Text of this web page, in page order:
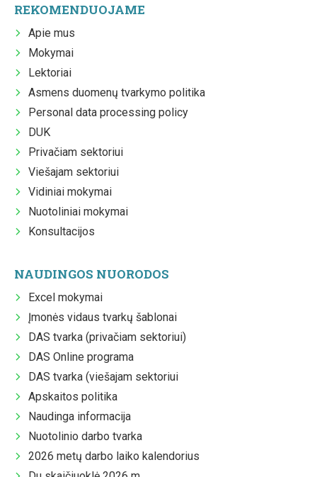
REKOMENDUOJAME
Apie mus
Mokymai
Lektoriai
Asmens duomenų tvarkymo politika
Personal data processing policy
DUK
Privačiam sektoriui
Viešajam sektoriui
Vidiniai mokymai
Nuotoliniai mokymai
Konsultacijos
NAUDINGOS NUORODOS
Excel mokymai
Įmonės vidaus tvarkų šablonai
DAS tvarka (privačiam sektoriui)
DAS Online programa
DAS tvarka (viešajam sektoriui
Apskaitos politika
Naudinga informacija
Nuotolinio darbo tvarka
2026 metų darbo laiko kalendorius